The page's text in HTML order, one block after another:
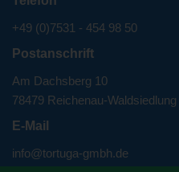
+49 (0)7531 - 454 98 50
Postanschrift
Am Dachsberg 10
78479 Reichenau-Waldsiedlung
E-Mail
info@tortuga-gmbh.de